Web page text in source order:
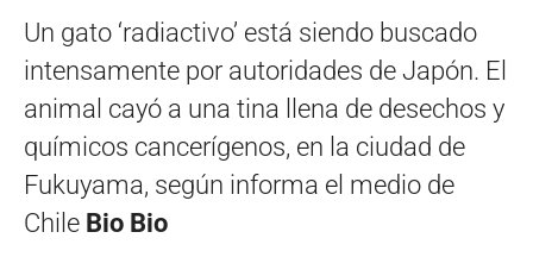
Un gato ‘radiactivo’ está siendo buscado
intensamente por autoridades de Japón. El
animal cayó a una tina llena de desechos y
químicos cancerígenos, en la ciudad de
Fukuyama, según informa el medio de
Chile Bio Bio